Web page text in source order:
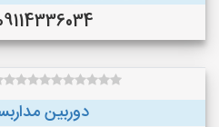
09114336034
دوربین